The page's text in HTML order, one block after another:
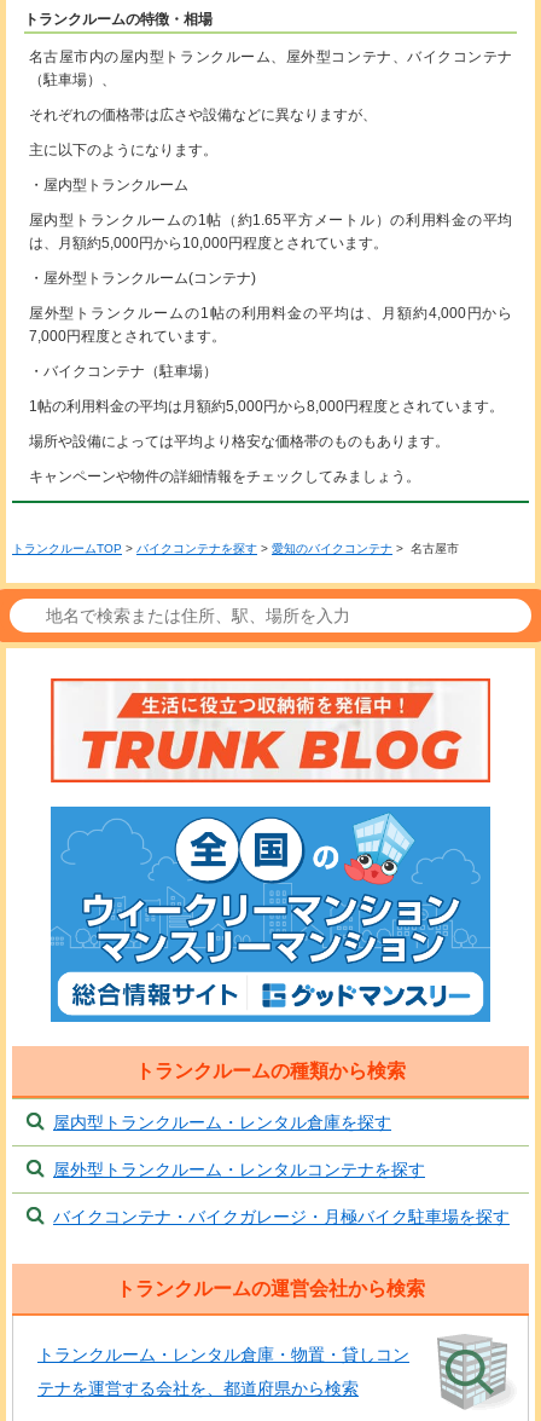
トランクルームの特徴・相場
名古屋市内の屋内型トランクルーム、屋外型コンテナ、バイクコンテナ
（駐車場）、
それぞれの価格帯は広さや設備などに異なりますが、
主に以下のようになります。
・屋内型トランクルーム
屋内型トランクルームの1帖（約1.65平方メートル）の利用料金の平均
は、月額約5,000円から10,000円程度とされています。
・屋外型トランクルーム(コンテナ)
屋外型トランクルームの1帖の利用料金の平均は、月額約4,000円から
7,000円程度とされています。
・バイクコンテナ（駐車場）
1帖の利用料金の平均は月額約5,000円から8,000円程度とされています。
場所や設備によっては平均より格安な価格帯のものもあります。
キャンペーンや物件の詳細情報をチェックしてみましょう。
トランクルームTOP > バイクコンテナを探す > 愛知のバイクコンテナ > 名古屋市
トランクルームの種類から検索
屋内型トランクルーム・レンタル倉庫を探す
屋外型トランクルーム・レンタルコンテナを探す
バイクコンテナ・バイクガレージ・月極バイク駐車場を探す
トランクルームの運営会社から検索
トランクルーム・レンタル倉庫・物置・貸しコン
テナを運営する会社を、都道府県から検索